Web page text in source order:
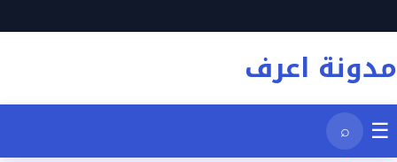
إلى
المحتوى
مدونة اعرف
☰
⌕